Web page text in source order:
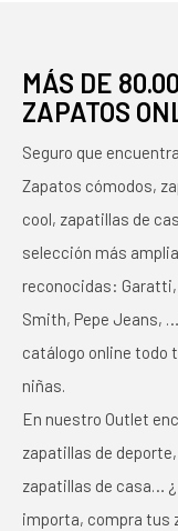
MÁS DE
ZAPATOS
Seguro que
Zapatos cómodos,
cool, zapatillas de
selección más
reconocidas:
Smith, Pepe Jeans,
catálogo online todo
niñas.
En nuestro Outlet
zapatillas de
zapatillas de casa…
importa, compra tus